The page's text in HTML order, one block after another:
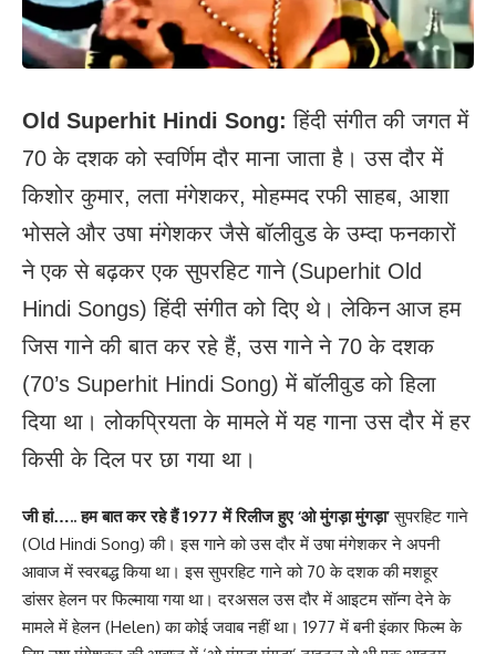
Old Superhit Hindi Song: हिंदी संगीत की जगत में
70 के दशक को स्वर्णिम दौर माना जाता है। उस दौर में
किशोर कुमार, लता मंगेशकर, मोहम्मद रफी साहब, आशा
भोसले और उषा मंगेशकर जैसे बॉलीवुड के उम्दा फनकारों
ने एक से बढ़कर एक सुपरहिट गाने (Superhit Old
Hindi Songs) हिंदी संगीत को दिए थे। लेकिन आज हम
जिस गाने की बात कर रहे हैं, उस गाने ने 70 के दशक
(70’s Superhit Hindi Song) में बॉलीवुड को हिला
दिया था। लोकप्रियता के मामले में यह गाना उस दौर में हर
किसी के दिल पर छा गया था।
जी हां….. हम बात कर रहे हैं 1977 में रिलीज हुए ‘ओ मुंगड़ा मुंगड़ा’सुपरहिट गाने
(Old Hindi Song) की। इस गाने को उस दौर में उषा मंगेशकर ने अपनी
आवाज में स्वरबद्ध किया था। इस सुपरहिट गाने को 70 के दशक की मशहूर
डांसर हेलन पर फिल्माया गया था। दरअसल उस दौर में आइटम सॉन्ग देने के
मामले में हेलन (Helen) का कोई जवाब नहीं था। 1977 में बनी इंकार फिल्म के